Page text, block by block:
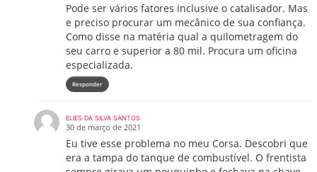
Pode ser vários fatores inclusive o catalisador. Mas
e preciso procurar um mecânico de sua confiança.
Como disse na matéria qual a quilometragem do
seu carro e superior a 80 mil. Procura um oficina
especializada.
Responder
ELIES DA SILVA SANTOS
30 de março de 2021
Eu tive esse problema no meu Corsa. Descobri que
era a tampa do tanque de combustível. O frentista